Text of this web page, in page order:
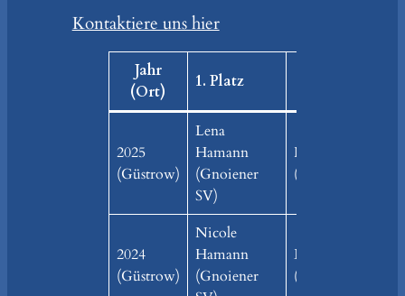
Kontaktiere uns hier
Jahr
(Ort)
1. Platz
2025
(Güstrow)
Lena
Hamann
(Gnoiener
SV)
Nicole Hamann
(Gnoiener SV)
2024
(Güstrow)
Nicole
Hamann
(Gnoiener
Enya Raetsch
(Güstrower SC